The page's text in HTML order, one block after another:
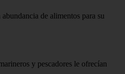
de alimentos para su
y pescadores le ofrecían